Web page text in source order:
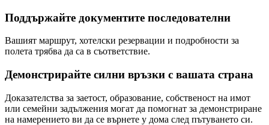
Поддържайте документите последователни
Вашият маршрут, хотелски резервации и подробности за
полета трябва да са в съответствие.
Демонстрирайте силни връзки с вашата страна
Доказателства за заетост, образование, собственост на имот
или семейни задължения могат да помогнат за демонстриране
на намерението ви да се върнете у дома след пътуването си.